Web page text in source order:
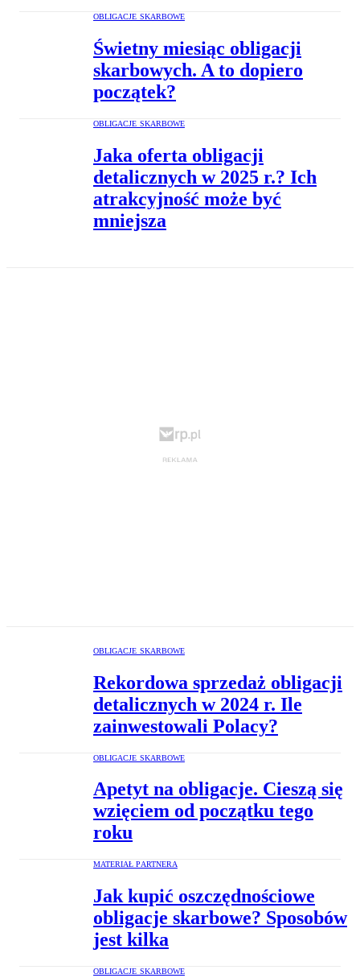
OBLIGACJE SKARBOWE
Świetny miesiąc obligacji
skarbowych. A to dopiero
początek?
OBLIGACJE SKARBOWE
Jaka oferta obligacji
detalicznych w 2025 r.? Ich
atrakcyjność może być
mniejsza
OBLIGACJE SKARBOWE
Rekordowa sprzedaż obligacji
detalicznych w 2024 r. Ile
zainwestowali Polacy?
OBLIGACJE SKARBOWE
Apetyt na obligacje. Cieszą się
wzięciem od początku tego
roku
MATERIAŁ PARTNERA
Jak kupić oszczędnościowe
obligacje skarbowe? Sposobów
jest kilka
OBLIGACJE SKARBOWE